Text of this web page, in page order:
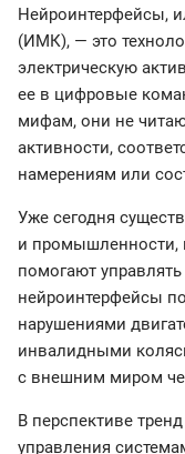
Нейроинтерфейсы,
(ИМК), — это
электрическую
ее в цифровые
мифам, они не
активности,
намерениям или
Уже сегодня
и промышленности,
помогают
нейроинтерфейсы
нарушениями
инвалидными
с внешним миром
В перспективе
управления